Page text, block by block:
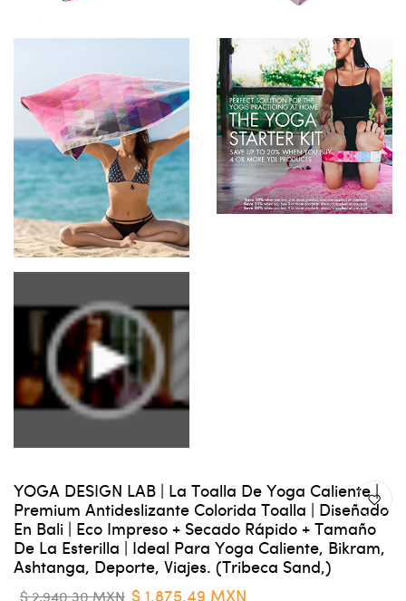
YOGA DESIGN LAB | La Toalla De Yoga Caliente |
Premium Antideslizante Colorida Toalla | Diseñado
En Bali | Eco Impreso + Secado Rápido + Tamaño
De La Esterilla | Ideal Para Yoga Caliente, Bikram,
Ashtanga, Deporte, Viajes. (Tribeca Sand,)
$ 2,940.30 MXN $ 1,875.49 MXN